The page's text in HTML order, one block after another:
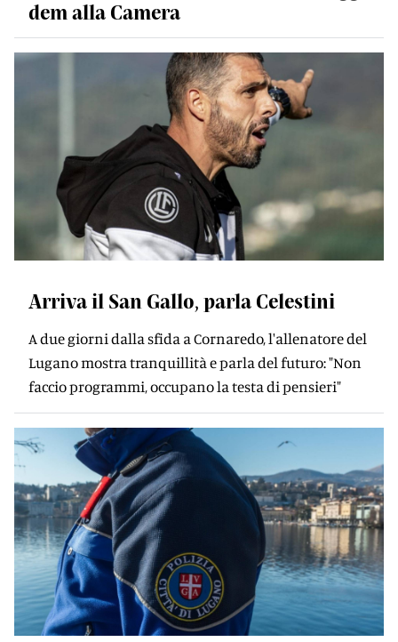
dem alla Camera
Arriva il San Gallo, parla Celestini
A due giorni dalla sfida a Cornaredo, l'allenatore del
Lugano mostra tranquillità e parla del futuro: "Non
faccio programmi, occupano la testa di pensieri"